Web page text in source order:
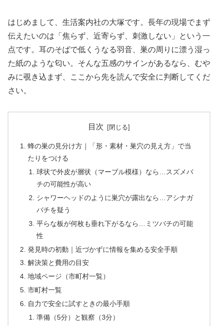
はじめまして、生活案内社の大塚です。長年の現場でまず
伝えたいのは「焦らず、近寄らず、刺激しない」という一
点です。耳のそばで低くうなる羽音、巣の周りに漂う湿っ
た紙のような匂い。そんな五感のサインがあるなら、むや
みに覗き込まず、ここから先を読んで安全に判断してくだ
さい。
目次
蜂の巣の見分け方｜「形・素材・巣穴の見え方」で当
たりをつける
球状で外皮が層状（マーブル模様）なら…スズメバ
チの可能性が高い
シャワーヘッドのように巣穴が露出なら…アシナガ
バチを疑う
平らな板が何枚も垂れ下がるなら…ミツバチの可能
性
発見時の初動｜近づかずに情報を集める安全手順
解決策と費用の目安
地域ページ（市町村一覧）
市町村一覧
自力で安全に試すときの最小手順
準備（5分）と観察（3分）